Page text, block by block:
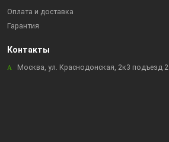
Оплата и доставка
Гарантия
Контакты
Москва, ул. Краснодонская, 2к3 подъезд 2